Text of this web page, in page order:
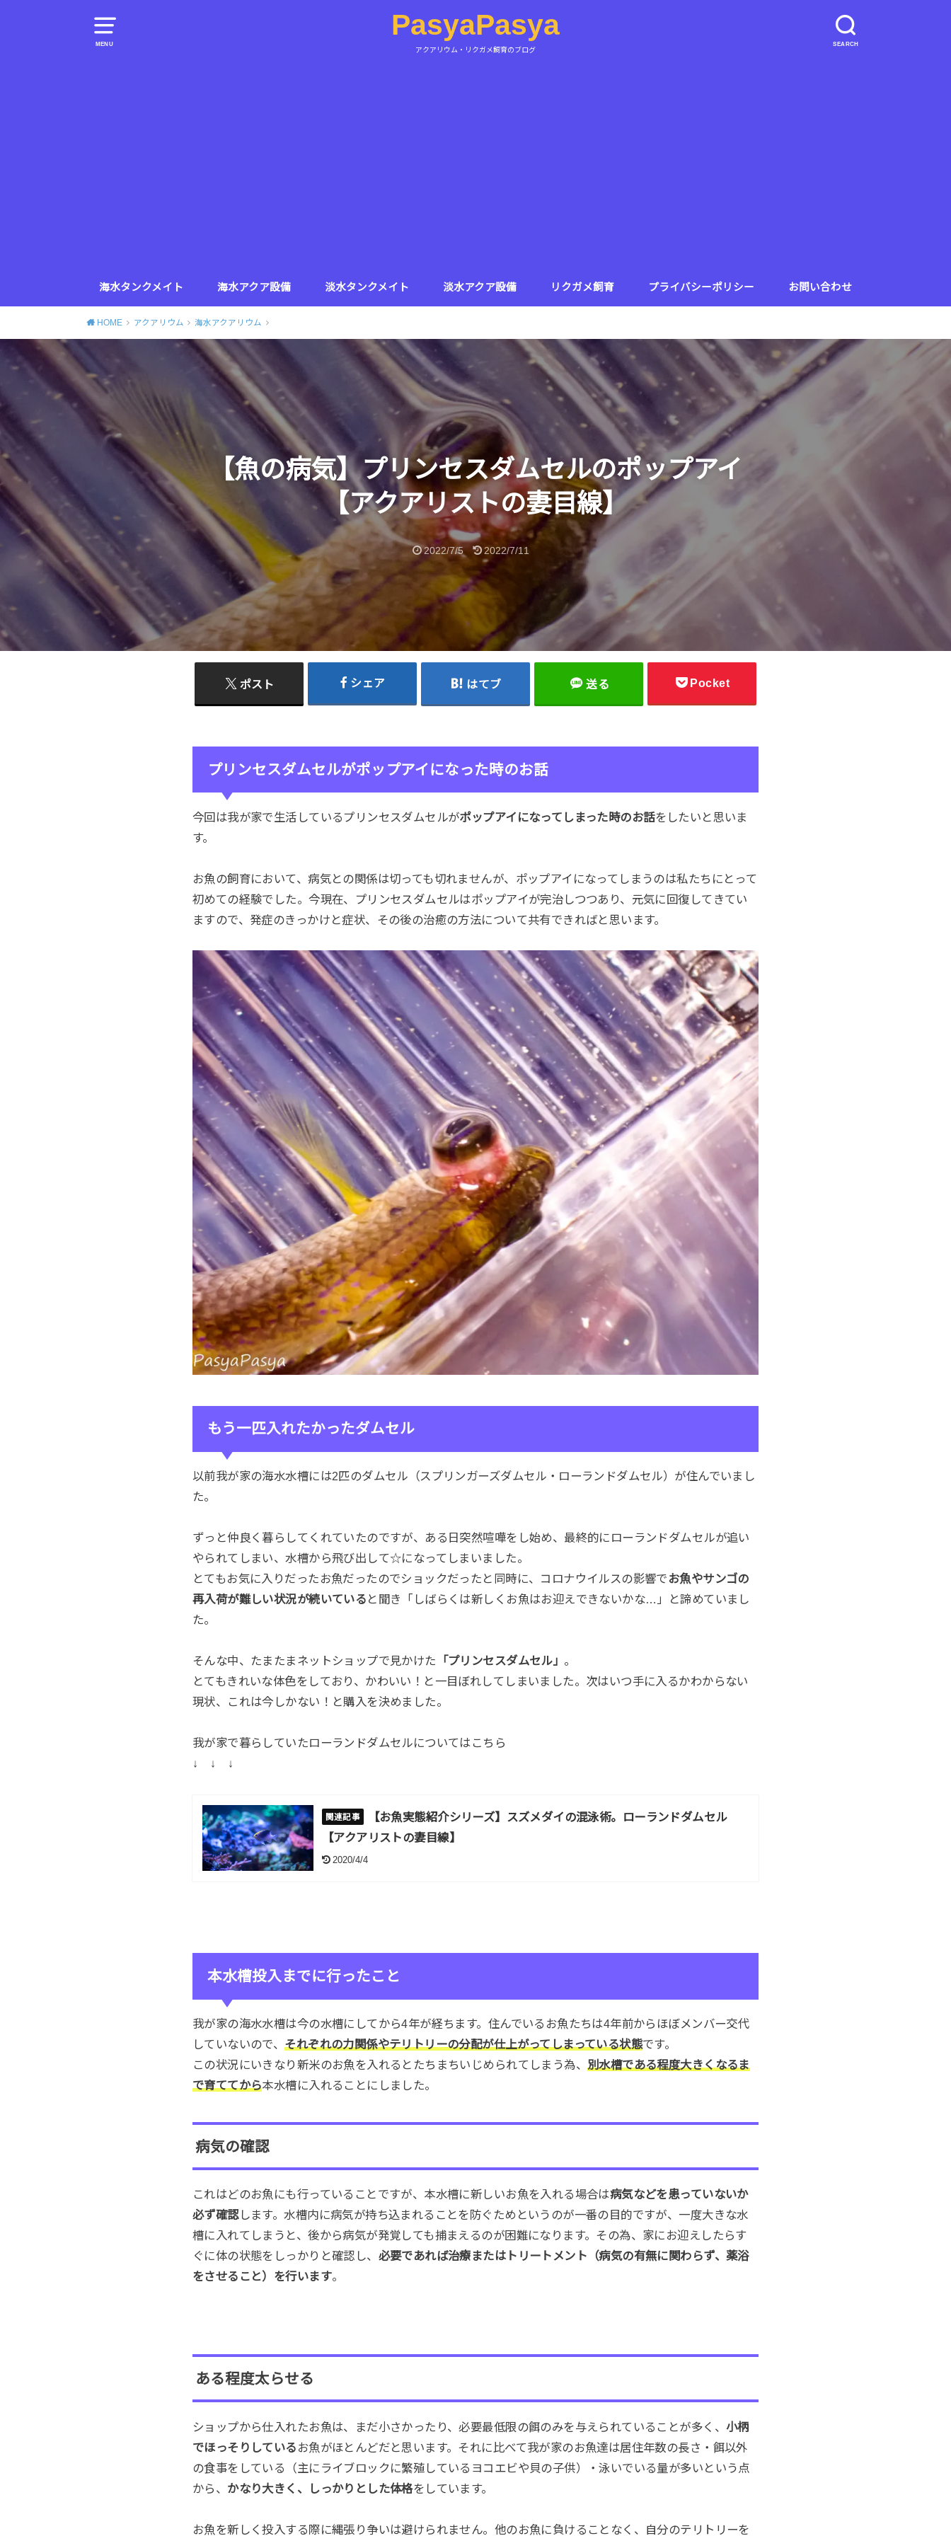
MENU SEARCH
PasyaPasya
アクアリウム・リクガメ飼育のブログ
海水タンクメイト 海水アクア設備 淡水タンクメイト 淡水アクア設備 リクガメ飼育 プライバシーポリシー お問い合わせ
HOME アクアリウム 海水アクアリウム
【魚の病気】プリンセスダムセルのポップアイ
【アクアリストの妻目線】
2022/7/5 2022/7/11
ポスト シェア はてブ 送る Pocket
プリンセスダムセルがポップアイになった時のお話
今回は我が家で生活しているプリンセスダムセルがポップアイになってしまった時のお話をしたいと思いま
す。
お魚の飼育において、病気との関係は切っても切れませんが、ポップアイになってしまうのは私たちにとって
初めての経験でした。今現在、プリンセスダムセルはポップアイが完治しつつあり、元気に回復してきてい
ますので、発症のきっかけと症状、その後の治癒の方法について共有できればと思います。
もう一匹入れたかったダムセル
以前我が家の海水水槽には2匹のダムセル（スプリンガーズダムセル・ローランドダムセル）が住んでいまし
た。
ずっと仲良く暮らしてくれていたのですが、ある日突然喧嘩をし始め、最終的にローランドダムセルが追い
やられてしまい、水槽から飛び出して☆になってしまいました。
とてもお気に入りだったお魚だったのでショックだったと同時に、コロナウイルスの影響で お魚やサンゴの
再入荷が難しい状況が続いている と聞き「しばらくは新しくお魚はお迎えできないかな…」と諦めていまし
た。
そんな中、たまたまネットショップで見かけた 「プリンセスダムセル」 。
とてもきれいな体色をしており、かわいい！と一目ぼれしてしまいました。次はいつ手に入るかわからない
現状、これは今しかない！と購入を決めました。
我が家で暮らしていたローランドダムセルについてはこちら
↓ ↓ ↓
【お魚実態紹介シリーズ】スズメダイの混泳術。ローランドダムセル
【アクアリストの妻目線】
2020/4/4
本水槽投入までに行ったこと
我が家の海水水槽は今の水槽にしてから4年が経ちます。住んでいるお魚たちは4年前からほぼメンバー交代
していないので、それぞれの力関係やテリトリーの分配が仕上がってしまっている状態です。
この状況にいきなり新米のお魚を入れるとたちまちいじめられてしまう為、別水槽である程度大きくなるま
で育ててから本水槽に入れることにしました。
病気の確認
これはどのお魚にも行っていることですが、本水槽に新しいお魚を入れる場合は病気などを患っていないか
必ず確認します。水槽内に病気が持ち込まれることを防ぐためというのが一番の目的ですが、一度大きな水
槽に入れてしまうと、後から病気が発覚しても捕まえるのが困難になります。その為、家にお迎えしたらす
ぐに体の状態をしっかりと確認し、 必要であれば治療またはトリートメント（病気の有無に関わらず、薬浴
をさせること）を行います。
ある程度太らせる
ショップから仕入れたお魚は、まだ小さかったり、必要最低限の餌のみを与えられていることが多く、 小柄
でほっそりしている お魚がほとんどだと思います。それに比べて我が家のお魚達は居住年数の長さ・餌以外
の食事をしている（主にライブロックに繁殖しているヨコエビや貝の子供）・泳いでいる量が多いという点
から、 かなり大きく、しっかりとした体格をしています。
お魚を新しく投入する際に縄張り争いは避けられません。他のお魚に負けることなく、自分のテリトリーを